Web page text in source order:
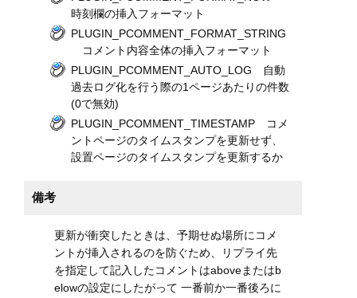
時刻欄の挿入フォーマット
PLUGIN_PCOMMENT_FORMAT_STRING
コメント内容全体の挿入フォーマット
PLUGIN_PCOMMENT_AUTO_LOG 自動
過去ログ化を行う際の1ページあたりの件数
(0で無効)
PLUGIN_PCOMMENT_TIMESTAMP コメ
ントページのタイムスタンプを更新せず、
設置ページのタイムスタンプを更新するか
備考
更新が衝突したときは、予期せぬ場所にコメ
ントが挿入されるのを防ぐため、リプライ先
を指定して記入したコメントはaboveまたはb
elowの設定にしたがって 一番前か一番後ろに